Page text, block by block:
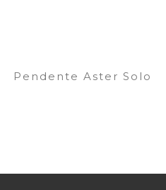
Pendente Aster Solo